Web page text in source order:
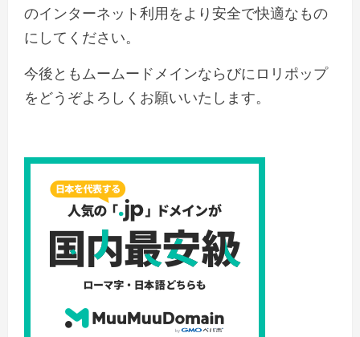
のインターネット利用をより安全で快適なもの
にしてください。
今後ともムームードメインならびにロリポップ
をどうぞよろしくお願いいたします。